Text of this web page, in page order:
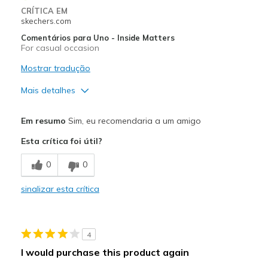
CRÍTICA EM
skechers.com
Comentários para Uno - Inside Matters
For casual occasion
Mostrar tradução
Mais detalhes
Cushions Impact
Durable
Casual Wear
Em resumo Sim, eu recomendaria a um amigo
Esta crítica foi útil?
0 0
sinalizar esta crítica
4
I would purchase this product again